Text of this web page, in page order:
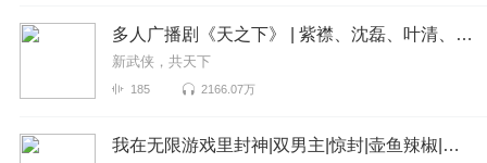
多人广播剧《天之下》 | 紫襟、沈磊、叶清、于朦胧领衔
新武侠，共天下
185 2166.07万
我在无限游戏里封神|双男主|惊封|壶鱼辣椒|边江工作室|徐宇隆|无限流|我在惊悚游戏里封神